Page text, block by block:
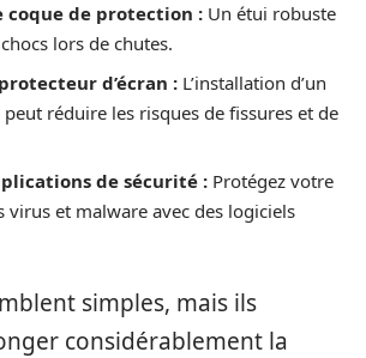
coque de protection : Un étui robuste
lors de chutes.
d’écran : L’installation d’un
réduire les risques de fissures et de
de sécurité : Protégez votre
virus et malware avec des logiciels
simples, mais ils
considérablement la